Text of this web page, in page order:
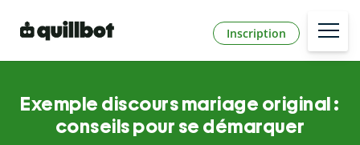
Inscription
Exemple discours mariage original :
conseils pour se démarquer